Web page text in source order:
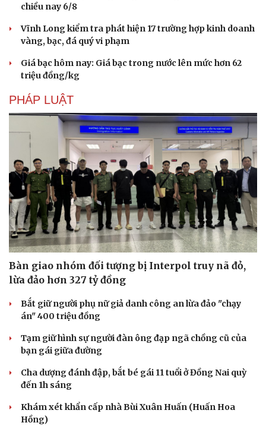
chiều nay 6/8
Vĩnh Long kiểm tra phát hiện 17 trường hợp kinh doanh
vàng, bạc, đá quý vi phạm
Giá bạc hôm nay: Giá bạc trong nước lên mức hơn 62
triệu đồng/kg
PHÁP LUẬT
Bàn giao nhóm đối tượng bị Interpol truy nã đỏ,
lừa đảo hơn 327 tỷ đồng
Bắt giữ người phụ nữ giả danh công an lừa đảo "chạy
án" 400 triệu đồng
Tạm giữ hình sự người đàn ông đạp ngã chồng cũ của
bạn gái giữa đường
Cha dượng đánh đập, bắt bé gái 11 tuổi ở Đồng Nai quỳ
đến 1h sáng
Khám xét khẩn cấp nhà Bùi Xuân Huấn (Huấn Hoa
Hồng)